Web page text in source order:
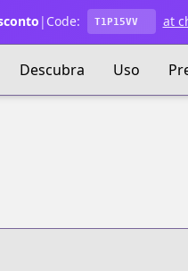
| Code: T1P15VV at
Descubra Uso